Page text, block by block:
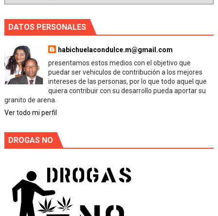
DATOS PERSONALES
habichuelacondulce.m@gmail.com
presentamos estos medios con el objetivo que
puedar ser vehiculos de contribución a los mejores
intereses de las personas, por lo que todo aquel que
quiera contribuir con su desarrollo pueda aportar su
granito de arena.
Ver todo mi perfil
DROGAS NO